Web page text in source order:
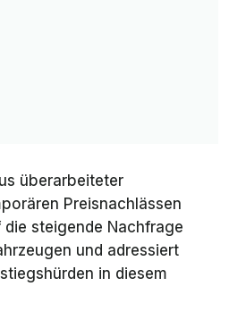
überarbeiteter
Preisnachlässen
steigende Nachfrage
und adressiert
in diesem